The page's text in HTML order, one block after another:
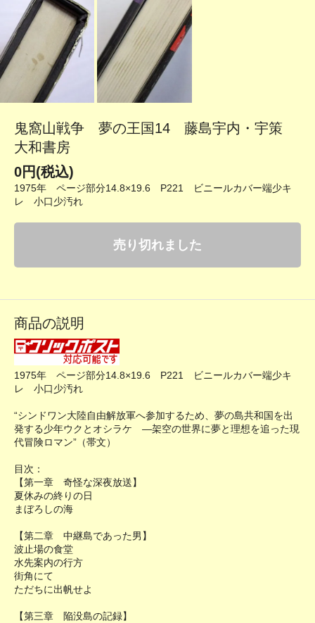
鬼窩山戦争 夢の王国14 藤島宇内・宇策
大和書房
0円(税込)
1975年 ページ部分14.8×19.6 P221 ビニールカバー端少キ
レ 小口少汚れ
売り切れました
商品の説明
1975年 ページ部分14.8×19.6 P221 ビニールカバー端少キ
レ 小口少汚れ
“シンドワン大陸自由解放軍へ参加するため、夢の島共和国を出
発する少年ウクとオシラケ ―架空の世界に夢と理想を追った現
代冒険ロマン”（帯文）
目次：
【第一章 奇怪な深夜放送】
夏休みの終りの日
まぼろしの海
【第二章 中継島であった男】
波止場の食堂
水先案内の行方
街角にて
ただちに出帆せよ
【第三章 陥没島の記録】